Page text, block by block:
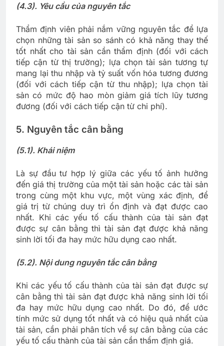
(4.3). Yêu cầu của nguyên tắc
Thẩm định viên phải nắm vững nguyên tắc để lựa
chọn những tài sản so sánh có khả năng thay thế
tốt nhất cho tài sản cần thẩm định (đối với cách
tiếp cận từ thị trường); lựa chọn tài sản tương tự
mang lại thu nhập và tỷ suất vốn hóa tương đương
(đối với cách tiếp cận từ thu nhập); lựa chọn tài
sản có mức độ hao mòn giảm giá tích lũy tương
đương (đối với cách tiếp cận từ chi phí).
5. Nguyên tắc cân bằng
(5.1). Khái niệm
Là sự đầu tư hợp lý giữa các yếu tố ảnh hưởng
đến giá thị trường của một tài sản hoặc các tài sản
trong cùng một khu vực, một vùng xác định, để
giá trị từ chúng duy trì ổn định và đạt được cao
nhất. Khi các yếu tố cấu thành của tài sản đạt
được sự cân bằng thì tài sản đạt được khả năng
sinh lời tối đa hay mức hữu dụng cao nhất.
(5.2). Nội dung nguyên tắc cân bằng
Khi các yếu tố cấu thành của tài sản đạt được sự
cân bằng thì tài sản đạt được khả năng sinh lời tối
đa hay mức hữu dụng cao nhất. Do đó, để ước
tính mức sử dụng tốt nhất và có hiệu quả nhất của
tài sản, cần phải phân tích về sự cân bằng của các
yếu tố cấu thành của tài sản cần thẩm định giá.